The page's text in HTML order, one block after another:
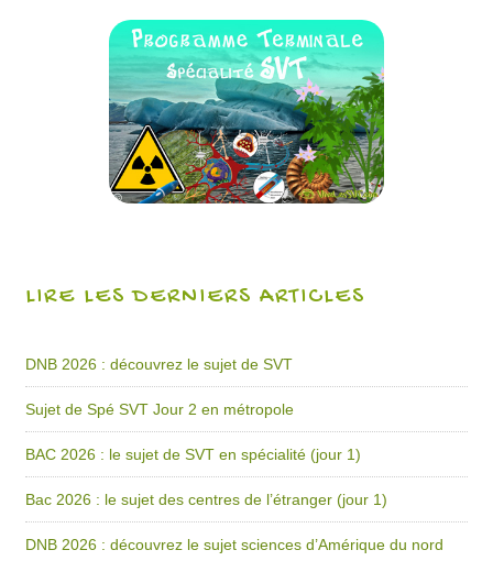
LIRE LES DERNIERS ARTICLES
DNB 2026 : découvrez le sujet de SVT
Sujet de Spé SVT Jour 2 en métropole
BAC 2026 : le sujet de SVT en spécialité (jour 1)
Bac 2026 : le sujet des centres de l’étranger (jour 1)
DNB 2026 : découvrez le sujet sciences d’Amérique du nord